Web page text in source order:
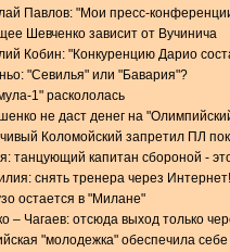
Павлов: "Мои пресс-
Шевченко зависит от Вучинича
Кобин: "Конкуренцию Дарио
"Севилья" или "Бавария"?
1" раскололась
не даст денег на
Коломойский запретил ПЛ
танцующий капитан сбороной -
снять тренера через
остается в "Милане"
– Чагаев: отсюда выход только
"молодежка" обеспечила